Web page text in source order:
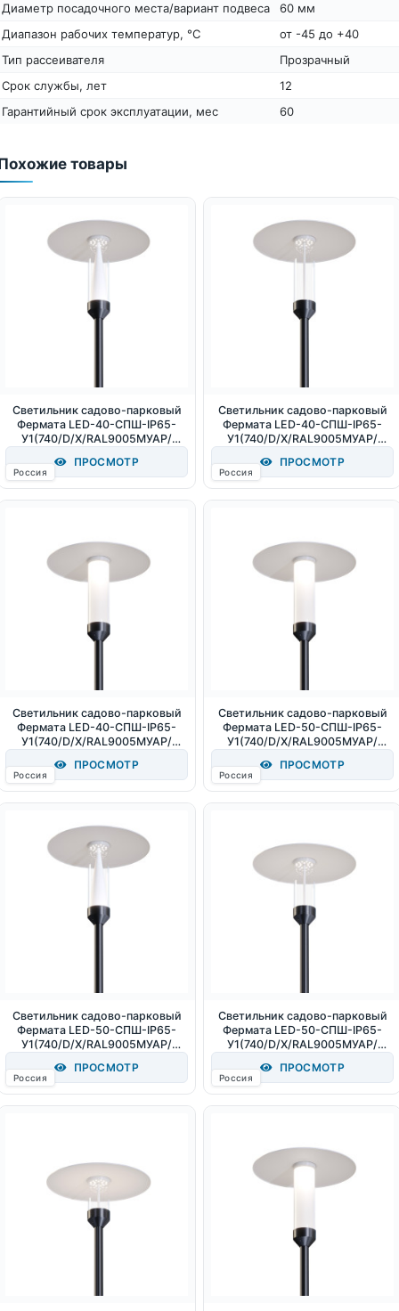
Диаметр посадочного места/вариант подвеса
60 мм
Диапазон рабочих температур, °С
от -45 до +40
Тип рассеивателя
Прозрачный
Срок службы, лет
12
Гарантийный срок эксплуатации, мес
60
товары
Светильник садово-парковый
Фермата LED-40-СПШ-IP65-
У1(740/D/X/RAL9005МУАР/
5300Лм 4000К IP65
ПРОСМОТР
Россия
Светильник садово-парковый
Фермата LED-40-СПШ-IP65-
У1(740/D/X/RAL9005МУАР/
4000К IP65
ПРОСМОТР
Россия
Светильник садово-парковый
Фермата LED-40-СПШ-IP65-
У1(740/D/X/RAL9005МУАР/
4600Лм 4000К IP65
ПРОСМОТР
Россия
Светильник садово-парковый
Фермата LED-50-СПШ-IP65-
У1(740/D/X/RAL9005МУАР/
5000Лм 4000К IP65
ПРОСМОТР
Россия
Светильник садово-парковый
Фермата LED-50-СПШ-IP65-
У1(740/D/X/RAL9005МУАР/
6100Лм 4000К IP65
ПРОСМОТР
Россия
Светильник садово-парковый
Фермата LED-50-СПШ-IP65-
У1(740/D/X/RAL9005МУАР/
4000К IP65
ПРОСМОТР
Россия